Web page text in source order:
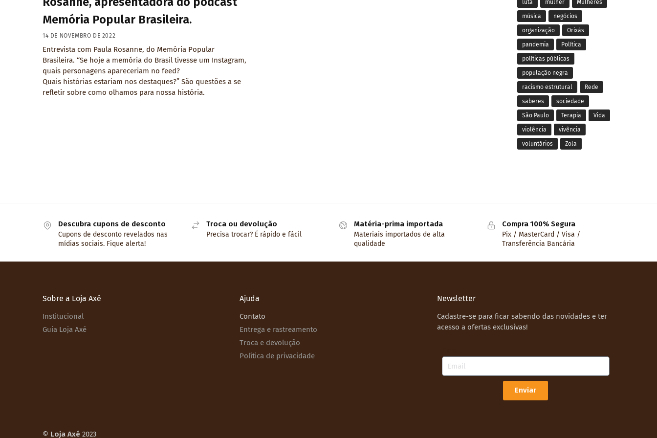
Memória Popular Brasileira.
14 DE NOVEMBRO DE 2022
Entrevista com Paula Rosanne, do Memória Popular
Brasileira. “Se hoje a memória do Brasil tivesse um Instagram,
quais personagens apareceriam no feed?
Quais histórias estariam nos destaques?” São questões a se
refletir sobre como olhamos para nossa história.
luta mulher Mulheres
música negócios
organização Orixás
pandemia Política
políticas públicas
população negra
racismo estrutural Rede
saberes sociedade
São Paulo Terapia Vida
violência vivência
voluntários Zola
Descubra cupons de desconto
Cupons de desconto revelados nas
mídias sociais. Fique alerta!
Troca ou devolução
Precisa trocar? É rápido e fácil
Matéria-prima importada
Materiais importados de alta
qualidade
Compra 100% Segura
Pix / MasterCard / Visa /
Transferência Bancária
Sobre a Loja Axé
Institucional
Guia Loja Axé
Ajuda
Contato
Entrega e rastreamento
Troca e devolução
Política de privacidade
Newsletter
Cadastre-se para ficar sabendo das novidades e ter
acesso a ofertas exclusivas!
Enviar
© Loja Axé 2023